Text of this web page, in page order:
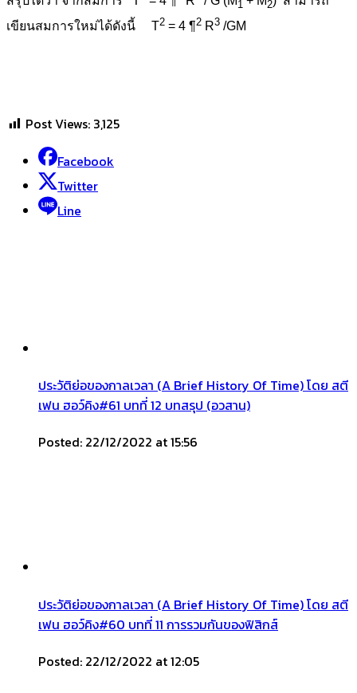
1 2
เขียนสมการใหม่ได้ดังนี้ T2 = 4 ¶2 R3 /GM
Post Views: 3,125
Facebook
Twitter
Line
ประวัติย่อของกาลเวลา (A Brief History Of Time) โดย สตี
เฟน ฮอว์คิง#61 บทที่ 12 บทสรุป (อวสาน)
Posted: 22/12/2022 at 15:56
ประวัติย่อของกาลเวลา (A Brief History Of Time) โดย สตี
เฟน ฮอว์คิง#60 บทที่ 11 การรวมกันของฟิสิกส์
Posted: 22/12/2022 at 12:05